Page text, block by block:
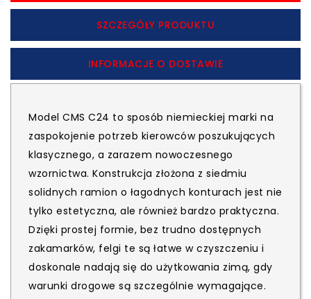
SZCZEGÓŁY PRODUKTU
INFORMACJE O DOSTAWIE
Model CMS C24 to sposób niemieckiej marki na
zaspokojenie potrzeb kierowców poszukujących
klasycznego, a zarazem nowoczesnego
wzornictwa. Konstrukcja złożona z siedmiu
solidnych ramion o łagodnych konturach jest nie
tylko estetyczna, ale również bardzo praktyczna.
Dzięki prostej formie, bez trudno dostępnych
zakamarków, felgi te są łatwe w czyszczeniu i
doskonale nadają się do użytkowania zimą, gdy
warunki drogowe są szczególnie wymagające.